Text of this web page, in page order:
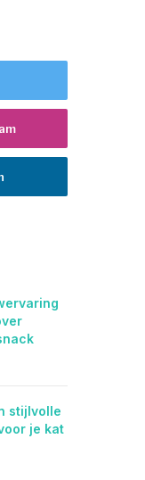
stijlvolle
je kat